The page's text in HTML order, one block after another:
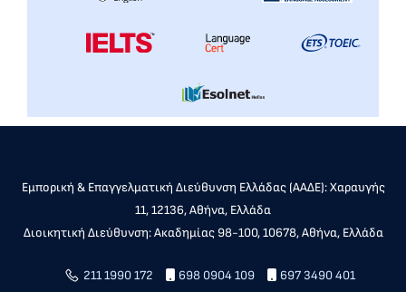
Εμπορική & Επαγγελματική Διεύθυνση Ελλάδας (ΑΑΔΕ): Χαραυγής
11, 12136, Αθήνα, Ελλάδα
Διοικητική Διεύθυνση: Ακαδημίας 98-100, 10678, Αθήνα, Ελλάδα
211 1990 172 698 0904 109 697 3490 401